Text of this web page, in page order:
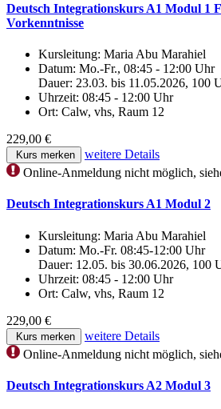
Deutsch Integrationskurs A1 Modul 1
Vorkenntnisse
Kursleitung: Maria Abu Marahiel
Datum: Mo.-Fr., 08:45 - 12:00 Uhr
Dauer: 23.03. bis 11.05.2026, 100
Uhrzeit: 08:45 - 12:00 Uhr
Ort: Calw, vhs, Raum 12
229,00 €
Kurs merken
weitere Details
Online-Anmeldung nicht möglich,
Deutsch Integrationskurs A1 Modul 2
Kursleitung: Maria Abu Marahiel
Datum: Mo.-Fr. 08:45-12:00 Uhr
Dauer: 12.05. bis 30.06.2026, 100
Uhrzeit: 08:45 - 12:00 Uhr
Ort: Calw, vhs, Raum 12
229,00 €
Kurs merken
weitere Details
Online-Anmeldung nicht möglich,
Deutsch Integrationskurs A2 Modul 3